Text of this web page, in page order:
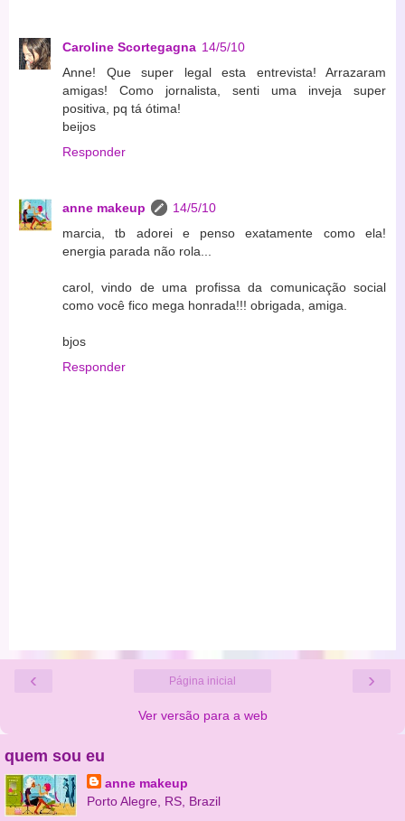
Caroline Scortegagna 14/5/10
Anne! Que super legal esta entrevista! Arrazaram
amigas! Como jornalista, senti uma inveja super
positiva, pq tá ótima!
beijos
Responder
anne makeup
14/5/10
marcia, tb adorei e penso exatamente como ela!
energia parada não rola...
carol, vindo de uma profissa da comunicação social
como você fico mega honrada!!! obrigada, amiga.
bjos
Responder
‹ ›
Página inicial
Ver versão para a web
quem sou eu
anne makeup
Porto Alegre, RS, Brazil